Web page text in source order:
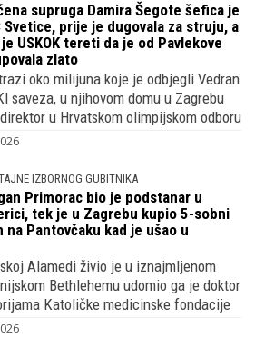
supruga Damira Šegote šefica je
Svetice, prije je dugovala za struju, a
USKOK tereti da je od Pavlekove
zlato
oko milijuna koje je odbjegli Vedran
saveza, u njihovom domu u Zagrebu
u Hrvatskom olimpijskom odboru
IZBORNOG GUBITNIKA
Primorac bio je podstanar u
tek je u Zagrebu kupio 5-sobni
na Pantovčaku kad je ušao u
Alamedi živio je u iznajmljenom
Bethlehemu udomio ga je doktor
Katoličke medicinske fondacije